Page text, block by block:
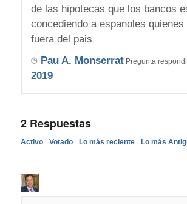
de las hipotecas que los bancos
concediendo a espanoles quienes
fuera del pais
Pau A. MonserratPregunta
2019
2Respuestas
Activo Votado Lo más reciente Lo más